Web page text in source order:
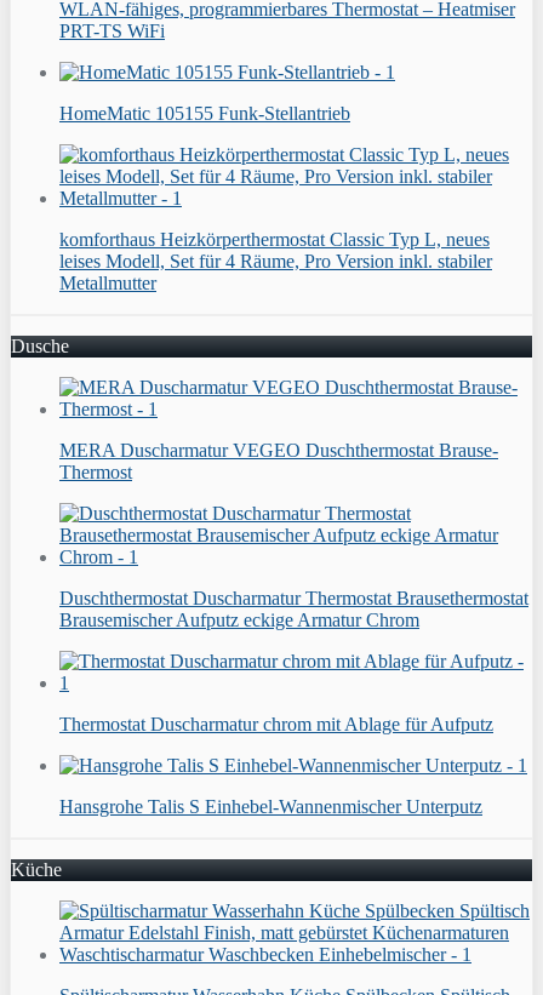
WLAN-fähiges, programmierbares Thermostat – Heatmiser
PRT-TS WiFi
HomeMatic 105155 Funk-Stellantrieb
komforthaus Heizkörperthermostat Classic Typ L, neues
leises Modell, Set für 4 Räume, Pro Version inkl. stabiler
Metallmutter
Dusche
MERA Duscharmatur VEGEO Duschthermostat Brause-
Thermost
Duschthermostat Duscharmatur Thermostat Brausethermostat
Brausemischer Aufputz eckige Armatur Chrom
Thermostat Duscharmatur chrom mit Ablage für Aufputz
Hansgrohe Talis S Einhebel-Wannenmischer Unterputz
Küche